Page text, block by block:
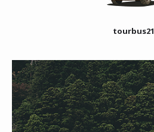
tourbus21